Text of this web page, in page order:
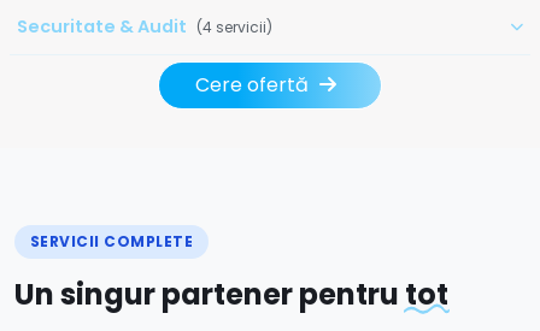
Securitate & Audit (4 servicii)
Cere ofertă
SERVICII COMPLETE
Un singur partener pentru tot